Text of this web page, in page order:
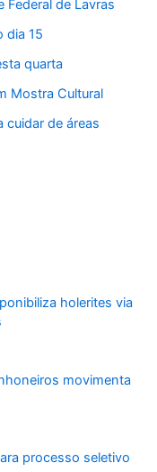
Federal de Lavras
dia 15
quarta
Mostra Cultural
cuidar de áreas
holerites via
movimenta
processo seletivo